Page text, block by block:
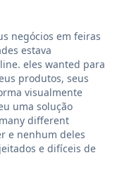
negócios em feiras
estava
eles wanted para
produtos, seus
visualmente
uma solução
different
e nenhum deles
e difíceis de